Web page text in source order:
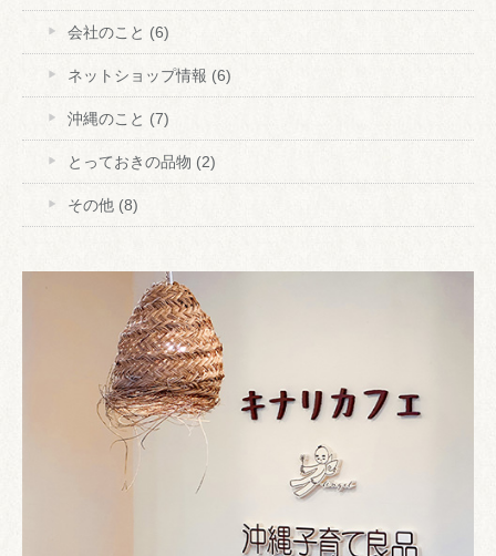
会社のこと (6)
ネットショップ情報 (6)
沖縄のこと (7)
とっておきの品物 (2)
その他 (8)